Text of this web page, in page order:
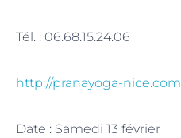
Tél. : 06.68.15.24.06
http://pranayoga-nice.com
Date : Samedi 13 février